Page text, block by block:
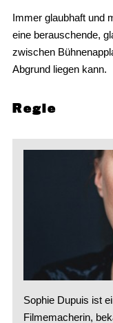
Immer glaubhaft und
eine berauschende,
zwischen
Abgrund liegen kann.
Regie
Sophie Dupuis ist
Filmemacherin,